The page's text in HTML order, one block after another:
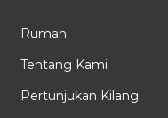
Rumah
Tentang Kami
Pertunjukan Kilang